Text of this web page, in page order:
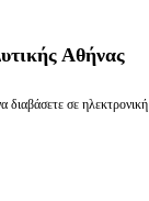
Αθήνας
διαβάσετε σε ηλεκτρονική